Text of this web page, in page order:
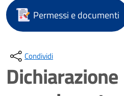
Permessi e documenti
Condividi
Dichiarazione